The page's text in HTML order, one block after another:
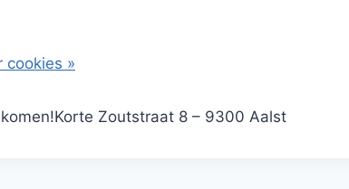
cookies »
Korte Zoutstraat 8 – 9300 Aalst